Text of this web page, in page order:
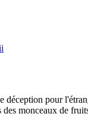
déception pour
des monceaux de